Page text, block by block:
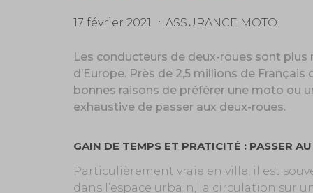
17 février 2021 ASSURANCE MOTO
Les conducteurs de deux-roues sont plus
d’Europe. Près de 2,5 millions de
bonnes raisons de préférer une moto ou
exhaustive de passer aux deux-roues.
GAIN DE TEMPS ET PRATICITÉ : PASSER
Particulièrement vraie en ville, il est
dans l’espace urbain, la circulation sur